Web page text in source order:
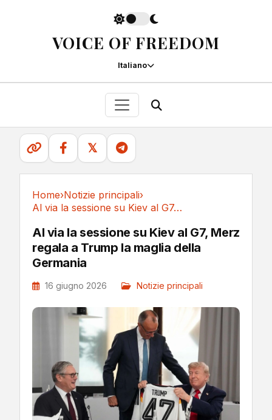
VOICE OF FREEDOM
Italiano
𝕏
Home›Notizie principali›
Al via la sessione su Kiev al G7, Merz regala...
Al via la sessione su Kiev al G7, Merz
regala a Trump la maglia della
Germania
16 giugno 2026 Notizie principali